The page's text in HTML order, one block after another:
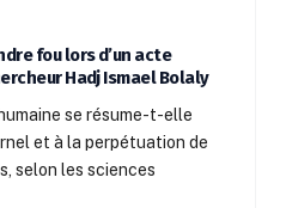
fou lors d’un acte
Hadj Ismael Bolaly
se résume-t-elle
et à la perpétuation de
selon les sciences